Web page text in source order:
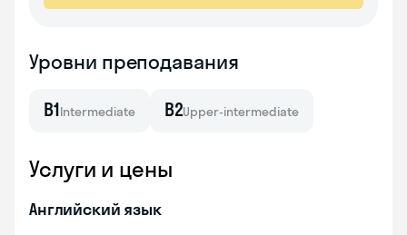
Уровни преподавания
B1Intermediate B2Upper-intermediate
Услуги и цены
Английский язык